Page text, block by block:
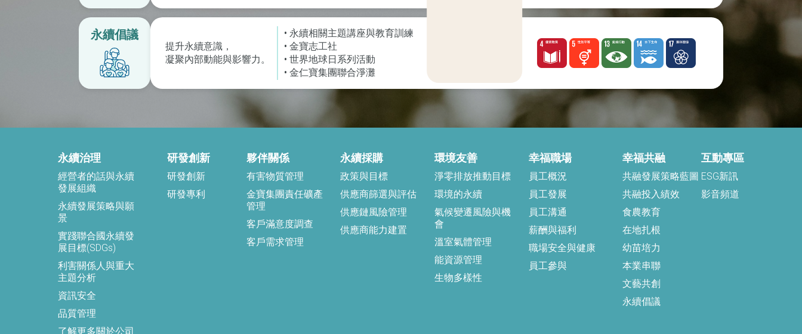
永續倡議
提升永續意識，
凝聚內部動能與影響力。
• 永續相關主題講座與教育訓練
• 金寶志工社
• 世界地球日系列活動
• 金仁寶集團聯合淨灘